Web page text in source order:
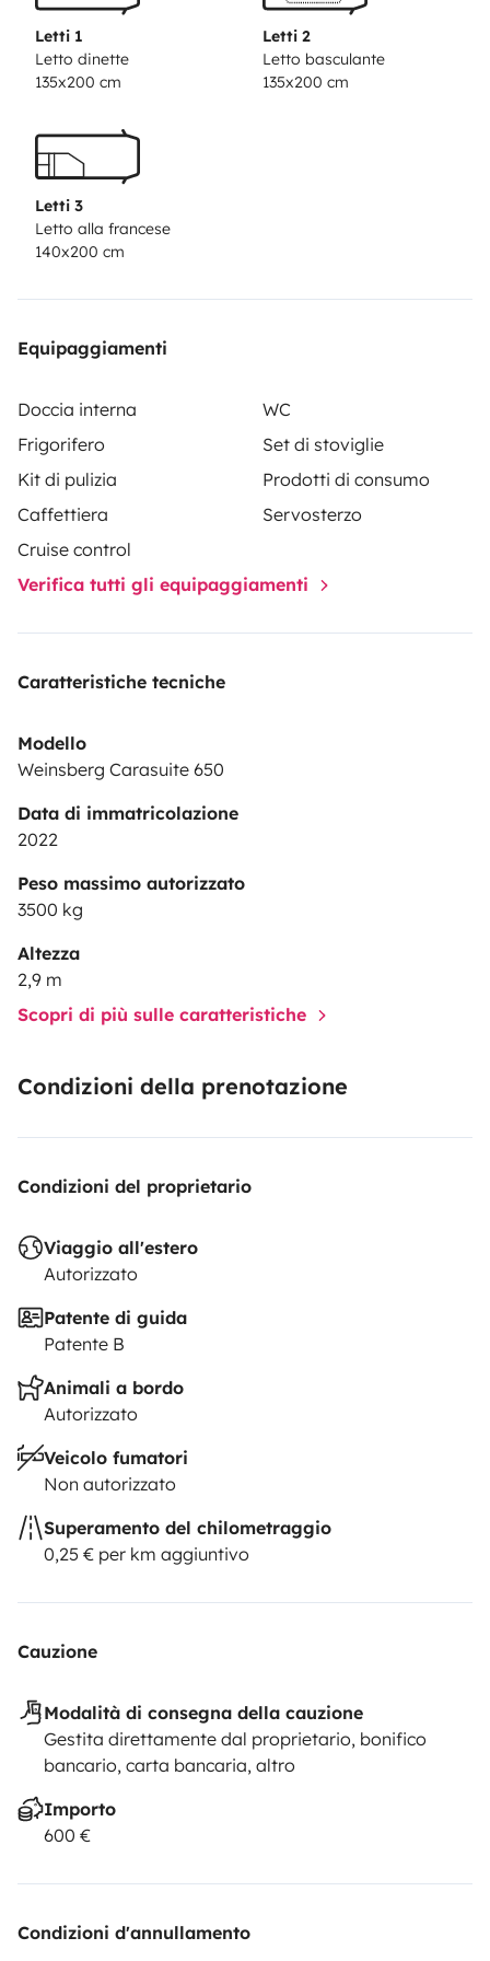
cocinar.
Alquiler bicicletas (consultar)
cama y baño +25€ por reserva kit camping , mesa,
sillas, sombrilla +15€ por reservaPRECIOS POR
vehículo para obtener presupuesto, el precio mostrado
será final sin mas suplementos salvo los extras (a
consultar) (los precios pueden variar en temporadas
de festivos como semana santa, navidad etc..)
Letti 1
Letto dinette
135x200 cm
Letti 2
Letto basculante
135x200 cm
Letti 3
Letto alla francese
140x200 cm
Equipaggiamenti
Doccia interna
WC
Frigorifero
Set di stoviglie
Kit di pulizia
Prodotti di consumo
Caffettiera
Servosterzo
Cruise control
Verifica tutti gli equipaggiamenti
Caratteristiche tecniche
Modello
Weinsberg Carasuite 650
Data di immatricolazione
2022
Peso massimo autorizzato
3500 kg
Altezza
2,9 m
Scopri di più sulle caratteristiche
Condizioni della prenotazione
Condizioni del proprietario
Viaggio all'estero
Autorizzato
Patente di guida
Patente B
Animali a bordo
Autorizzato
Veicolo fumatori
Non autorizzato
Superamento del chilometraggio
0,25 € per km aggiuntivo
Cauzione
Modalità di consegna della cauzione
Gestita direttamente dal proprietario, bonifico
bancario, carta bancaria, altro
Importo
600 €
Condizioni d'annullamento